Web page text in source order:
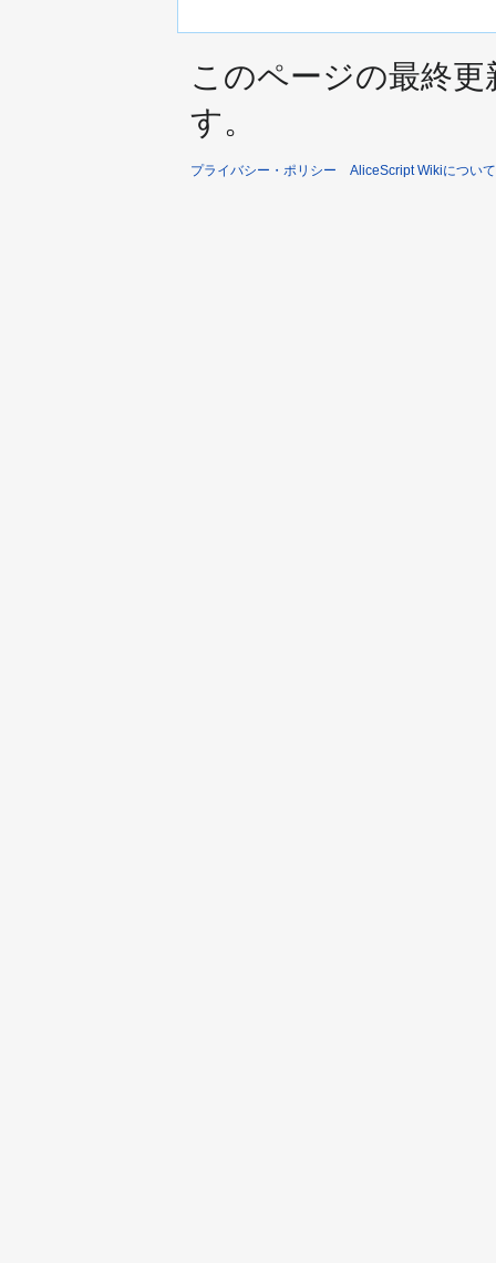
このページの最終
す。
プライバシー・ポリシー AliceScript Wikiについて